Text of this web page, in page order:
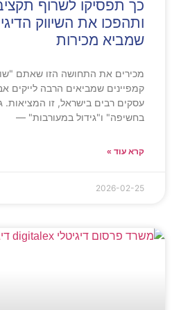
כך תפסיקו לשרוף
ותהפכו את השיווק
שמביא מכירות
מכירים את התחושה הזו שאתם
קמפיינים שמביאים הרבה לייקים
עסקים רבים בישראל, זו המציאות.
בחשיפה" ו"גידול במעורבות" —
קרא עוד »
2026-02-25